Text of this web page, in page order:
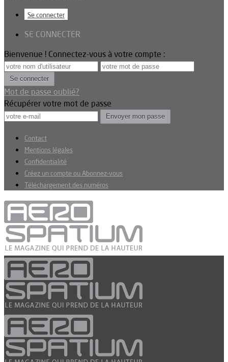
Se connecter
SE CONNECTER
Bienvenue ! Connectez-vous à votre compte :
Mot de passe oublié?
Récupérer votre mot de passe
Contact
Mentions légales
Confidentialité
Créez un compte ou Abonnez-vous
Téléchargement des numéros